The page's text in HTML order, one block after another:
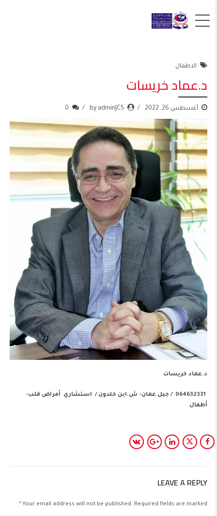
الاطفال
د.عماد خريسات
أغسطس 26, 2022 by adminJCS
0
د.عماد خريسات
064632331 / جبل عمان- ش.ابن خلدون / استشاري أمراض قلب-
أطفال
LEAVE A REPLY
Your email address will not be published. Required fields are marked *